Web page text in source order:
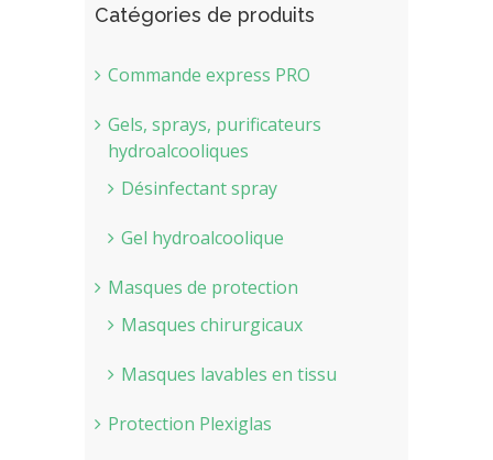
Catégories de produits
Commande express PRO
Gels, sprays, purificateurs
hydroalcooliques
Désinfectant spray
Gel hydroalcoolique
Masques de protection
Masques chirurgicaux
Masques lavables en tissu
Protection Plexiglas